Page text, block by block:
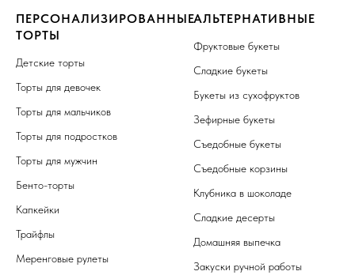
ПЕРСОНАЛИЗИРОВАННЫЕ
ТОРТЫ
Детские торты
Торты для девочек
Торты для мальчиков
Торты для подростков
Торты для мужчин
Бенто-торты
Капкейки
Трайфлы
Меренговые рулеты
АЛЬТЕРНАТИВНЫЕ
Фруктовые букеты
Сладкие букеты
Букеты из сухофруктов
Зефирные букеты
Съедобные букеты
Съедобные корзины
Клубника в шоколаде
Сладкие десерты
Домашняя выпечка
Закуски ручной работы